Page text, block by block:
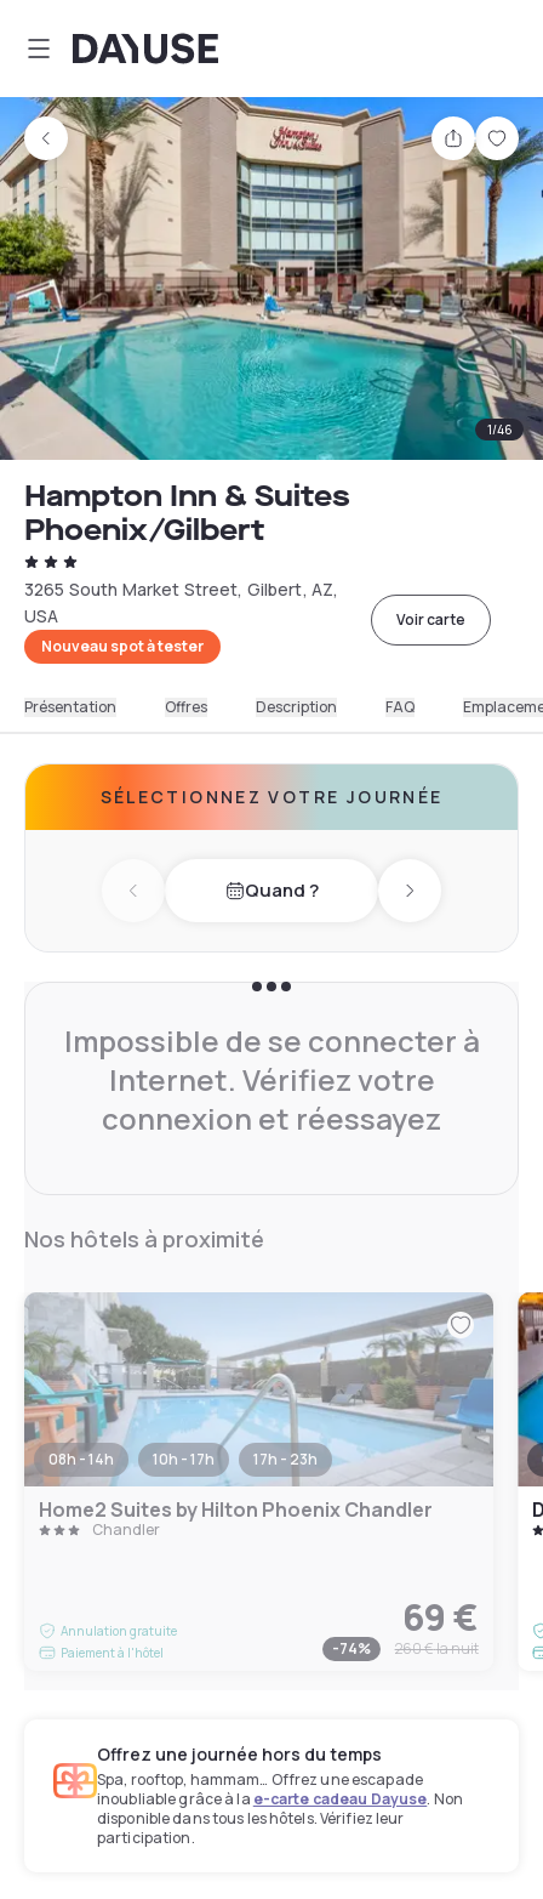
Dayuse
Partager
1/46
Hampton Inn & Suites
Phoenix/Gilbert
3265 South Market Street, Gilbert, AZ,
USA
Nouveau spot à tester
Voir carte
Présentation Offres Description FAQ
SÉLECTIONNEZ VOTRE JOURNÉE
Previous dayQuand ? Next day
Impossible de se connecter à
Internet. Vérifiez votre
connexion et réessayez
Nos hôtels à proximité
08h - 14h 10h - 17h 17h - 23h
Home2 Suites by Hilton Phoenix Chandler
Chandler
Annulation gratuite
Paiement à l'hôtel
69 €
-74% 260 €la nuit
Offrez une journée hors du temps
Spa, rooftop, hammam… Offrez une escapade
inoubliable grâce à la e-carte cadeau Dayuse. Non
disponible dans tous les hôtels. Vérifiez leur
participation.